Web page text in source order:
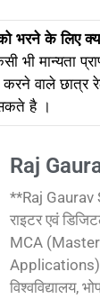
भरने के लिए क्या
भी मान्यता
करने वाले
है ।
Raj
**Raj
राइटर एवं
MCA
Applications)
विश्वविद्यालय,